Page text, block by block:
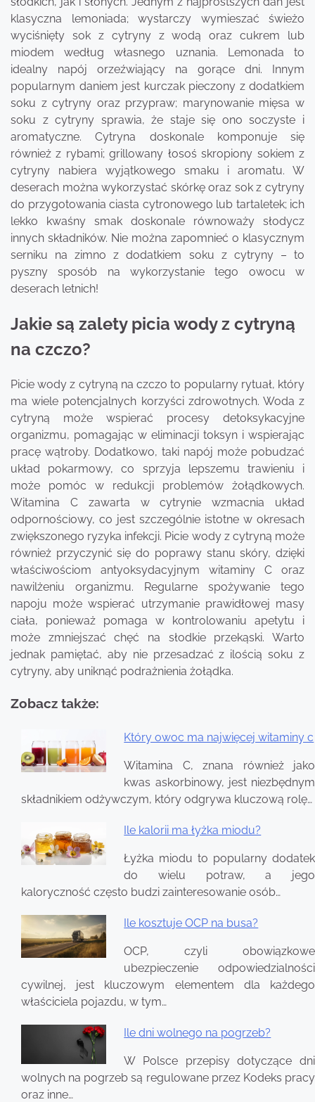
klasyczna lemoniada; wystarczy wymieszać świeżo
wyciśnięty sok z cytryny z wodą oraz cukrem lub
miodem według własnego uznania. Lemonada to
idealny napój orzeźwiający na gorące dni. Innym
popularnym daniem jest kurczak pieczony z dodatkiem
soku z cytryny oraz przypraw; marynowanie mięsa w
soku z cytryny sprawia, że staje się ono soczyste i
aromatyczne. Cytryna doskonale komponuje się
również z rybami; grillowany łosoś skropiony sokiem z
cytryny nabiera wyjątkowego smaku i aromatu. W
deserach można wykorzystać skórkę oraz sok z cytryny
do przygotowania ciasta cytronowego lub tartaletek; ich
lekko kwaśny smak doskonale równoważy słodycz
innych składników. Nie można zapomnieć o klasycznym
serniku na zimno z dodatkiem soku z cytryny – to
pyszny sposób na wykorzystanie tego owocu w
deserach letnich!
Jakie są zalety picia wody z cytryną
na czczo?
Picie wody z cytryną na czczo to popularny rytuał, który
ma wiele potencjalnych korzyści zdrowotnych. Woda z
cytryną może wspierać procesy detoksykacyjne
organizmu, pomagając w eliminacji toksyn i wspierając
pracę wątroby. Dodatkowo, taki napój może pobudzać
układ pokarmowy, co sprzyja lepszemu trawieniu i
może pomóc w redukcji problemów żołądkowych.
Witamina C zawarta w cytrynie wzmacnia układ
odpornościowy, co jest szczególnie istotne w okresach
zwiększonego ryzyka infekcji. Picie wody z cytryną może
również przyczynić się do poprawy stanu skóry, dzięki
właściwościom antyoksydacyjnym witaminy C oraz
nawilżeniu organizmu. Regularne spożywanie tego
napoju może wspierać utrzymanie prawidłowej masy
ciała, ponieważ pomaga w kontrolowaniu apetytu i
może zmniejszać chęć na słodkie przekąski. Warto
jednak pamiętać, aby nie przesadzać z ilością soku z
cytryny, aby uniknąć podrażnienia żołądka.
Zobacz także:
Który owoc ma najwięcej witaminy c
Witamina C, znana również jako
kwas askorbinowy, jest niezbędnym
składnikiem odżywczym, który odgrywa kluczową rolę…
Ile kalorii ma łyżka miodu?
Łyżka miodu to popularny dodatek
do wielu potraw, a jego
kaloryczność często budzi zainteresowanie osób…
Ile kosztuje OCP na busa?
OCP, czyli obowiązkowe
ubezpieczenie odpowiedzialności
cywilnej, jest kluczowym elementem dla każdego
właściciela pojazdu, w tym…
Ile dni wolnego na pogrzeb?
W Polsce przepisy dotyczące dni
wolnych na pogrzeb są regulowane przez Kodeks pracy
oraz inne…
Nawigacja